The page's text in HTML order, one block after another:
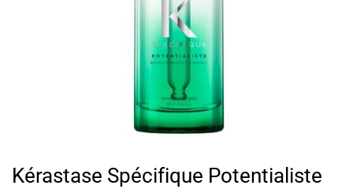
Kérastase Spécifique Potentialiste